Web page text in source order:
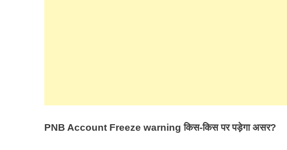
PNB Account Freeze warningकिस-किस पर पड़ेगा असर?